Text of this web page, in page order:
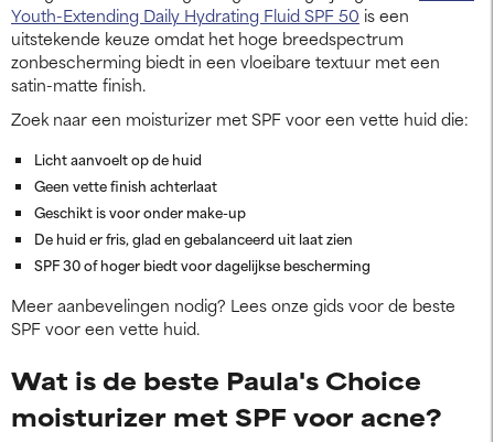
Youth-Extending Daily Hydrating Fluid SPF 50 is een
uitstekende keuze omdat het hoge breedspectrum
zonbescherming biedt in een vloeibare textuur met een
satin-matte finish.
Zoek naar een moisturizer met SPF voor een vette huid die:
Licht aanvoelt op de huid
Geen vette finish achterlaat
Geschikt is voor onder make-up
De huid er fris, glad en gebalanceerd uit laat zien
SPF 30 of hoger biedt voor dagelijkse bescherming
Meer aanbevelingen nodig? Lees onze gids voor de beste
SPF voor een vette huid.
Wat is de beste Paula's Choice
moisturizer met SPF voor acne?